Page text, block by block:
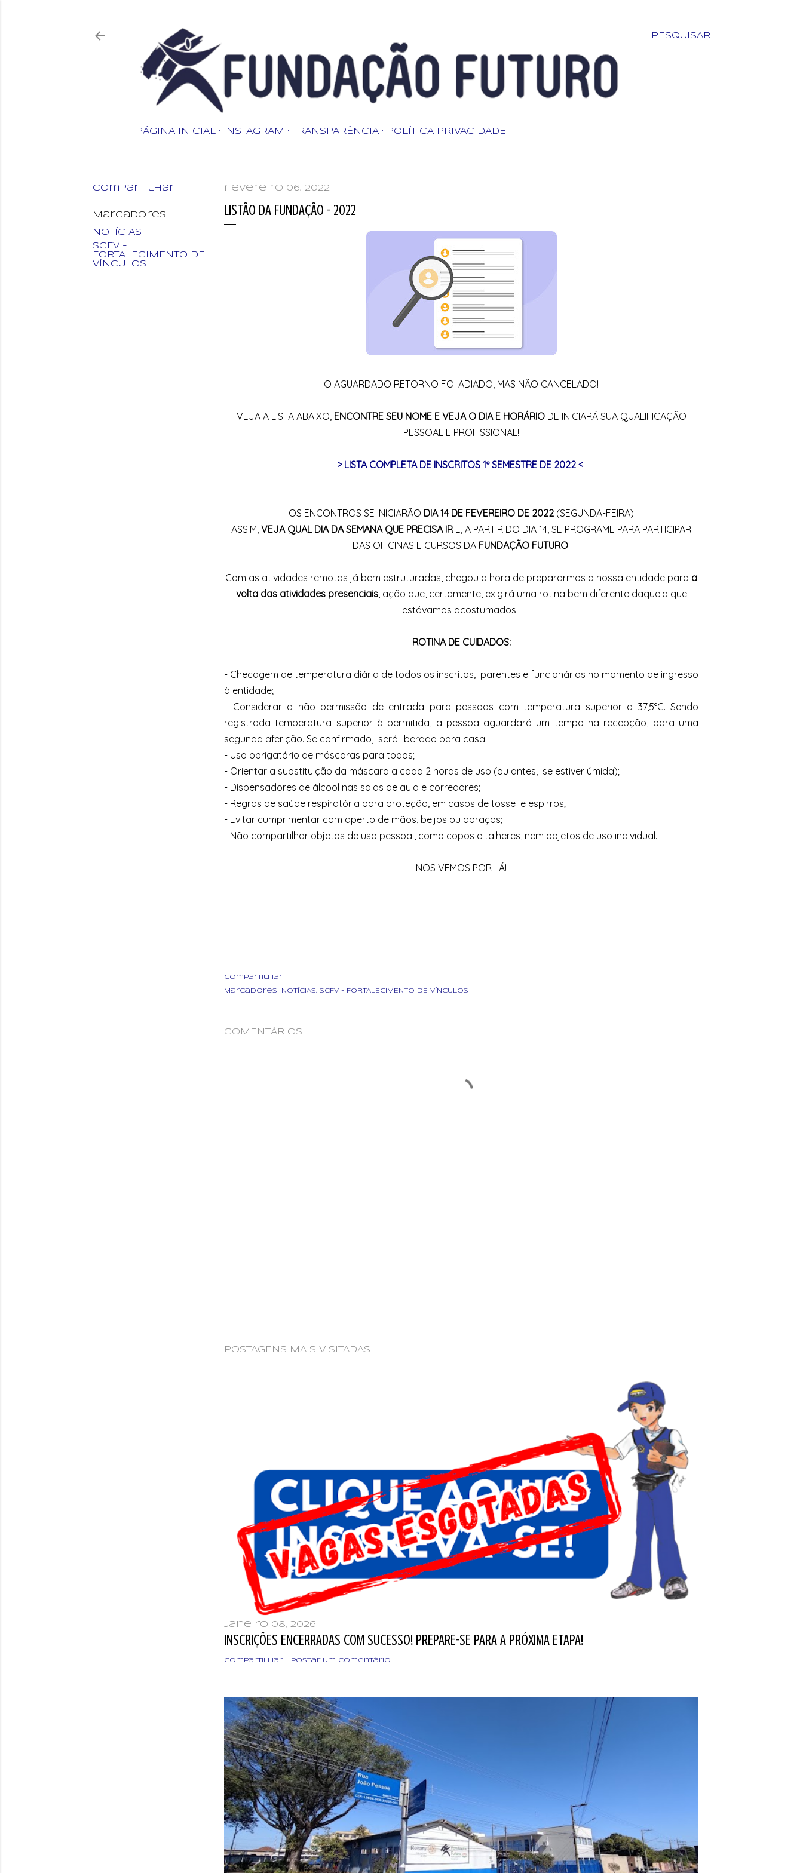
PESQUISAR
PÁGINA INICIAL INSTAGRAM TRANSPARÊNCIA POLÍTICA PRIVACIDADE
Compartilhar
Marcadores
NOTÍCIAS
SCFV -
FORTALECIMENTO DE
VÍNCULOS
fevereiro 06, 2022
LISTÃO DA FUNDAÇÃO - 2022
O AGUARDADO RETORNO FOI ADIADO, MAS NÃO CANCELADO!
VEJA A LISTA ABAIXO, ENCONTRE SEU NOME E VEJA O DIA E HORÁRIODE INICIARÁ SUA QUALIFICAÇÃO
PESSOAL E PROFISSIONAL!
> LISTA COMPLETA DE INSCRITOS 1º SEMESTRE DE 2022 <
OS ENCONTROS SE INICIARÃO DIA 14 DE FEVEREIRO DE 2022 (SEGUNDA-FEIRA)
ASSIM, VEJA QUAL DIA DA SEMANA QUE PRECISA IR E, A PARTIR DO DIA 14, SE PROGRAME PARA PARTICIPAR
DAS OFICINAS E CURSOS DA FUNDAÇÃO FUTURO!
Com as atividades remotas já bem estruturadas, chegou a hora de prepararmos a nossa entidade para a
volta das atividades presenciais, ação que, certamente, exigirá uma rotina bem diferente daquela que
estávamos acostumados.
ROTINA DE CUIDADOS:
- Checagem de temperatura diária de todos os inscritos, parentes e funcionários no momento de ingresso
à entidade;
- Considerar a não permissão de entrada para pessoas com temperatura superior a 37,5°C. Sendo
registrada temperatura superior à permitida, a pessoa aguardará um tempo na recepção, para uma
segunda aferição. Se confirmado, será liberado para casa.
- Uso obrigatório de máscaras para todos;
- Orientar a substituição da máscara a cada 2 horas de uso (ou antes, se estiver úmida);
- Dispensadores de álcool nas salas de aula e corredores;
- Regras de saúde respiratória para proteção, em casos de tosse e espirros;
- Evitar cumprimentar com aperto de mãos, beijos ou abraços;
- Não compartilhar objetos de uso pessoal, como copos e talheres, nem objetos de uso individual.
NOS VEMOS POR LÁ!
Compartilhar
Marcadores: NOTÍCIAS SCFV - FORTALECIMENTO DE VÍNCULOS
COMENTÁRIOS
POSTAGENS MAIS VISITADAS
janeiro 08, 2026
INSCRIÇÕES ENCERRADAS COM SUCESSO! PREPARE-SE PARA A PRÓXIMA ETAPA!
Compartilhar Postar um comentário